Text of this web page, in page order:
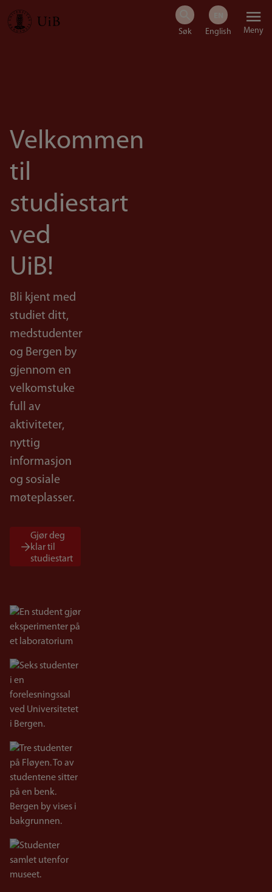
Hopp
Meny
Velkommen
til
studiestart
ved
UiB!
Bli kjent med
studiet ditt,
medstudenter
og Bergen by
gjennom en
velkomstuke
full av
aktiviteter,
nyttig
informasjon
og sosiale
møteplasser.
Gjør deg
klar til
studiestart
Bilde
Bilde
Bilde
Bilde